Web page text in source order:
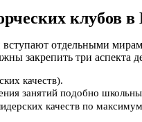
клубов
отдельными
закрепить три аспекта
качеств).
занятий подобно
качеств по